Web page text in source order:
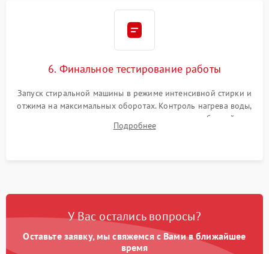
6. Финальное тестирование работы
Запуск стиральной машины в режиме интенсивной стирки и
отжима на максимальных оборотах. Контроль нагрева воды,
корректности слива, отсутствия излишних вибраций,
посторонних стуков и протечек под корпусом.
Подробнее
У Вас остались вопросы?
Оставьте заявку, мы свяжемся с Вами в ближайшее
время